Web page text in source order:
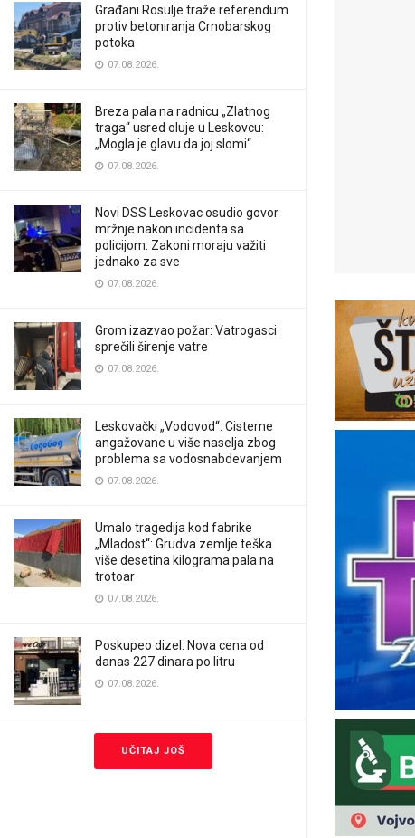
Građani Rosulje traže referendum
protiv betoniranja Crnobarskog
potoka
07.08.2026.
Breza pala na radnicu „Zlatnog
traga“ usred oluje u Leskovcu:
„Mogla je glavu da joj slomi“
07.08.2026.
Novi DSS Leskovac osudio govor
mržnje nakon incidenta sa
policijom: Zakoni moraju važiti
jednako za sve
07.08.2026.
Grom izazvao požar: Vatrogasci
sprečili širenje vatre
07.08.2026.
Leskovački „Vodovod“: Cisterne
angažovane u više naselja zbog
problema sa vodosnabdevanjem
07.08.2026.
Umalo tragedija kod fabrike
„Mladost“: Grudva zemlje teška
više desetina kilograma pala na
trotoar
07.08.2026.
Poskupeo dizel: Nova cena od
danas 227 dinara po litru
07.08.2026.
UČITAJ JOŠ